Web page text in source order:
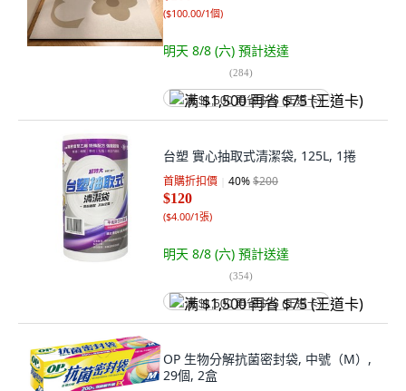
($100.00/1個)
明天 8/8 (六) 預計送達
(284)
满 $1,500 再省 $75 (王道卡)
台塑 實心抽取式清潔袋, 125L, 1捲
首購折扣價 40%$200
$120
($4.00/1張)
明天 8/8 (六) 預計送達
(354)
满 $1,500 再省 $75 (王道卡)
OP 生物分解抗菌密封袋, 中號（M）,
29個, 2盒